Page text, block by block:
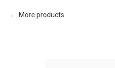
More products